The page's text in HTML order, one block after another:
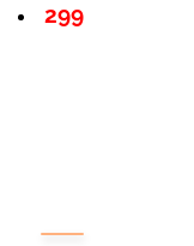
299